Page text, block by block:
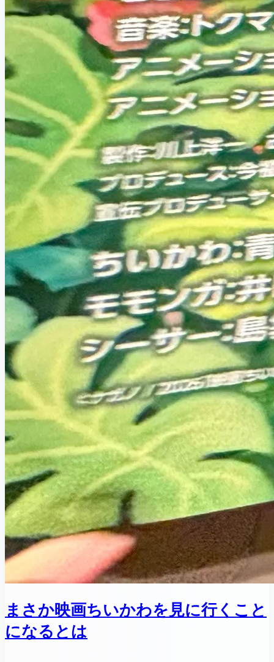
まさか映画ちいかわを見に行くこと
になるとは